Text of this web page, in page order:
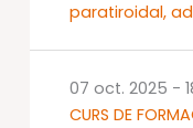
paratiroidal,
CURS DE
07 oct. 2025 -